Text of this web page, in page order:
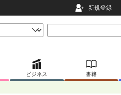
新規登録
ビジネス 書籍